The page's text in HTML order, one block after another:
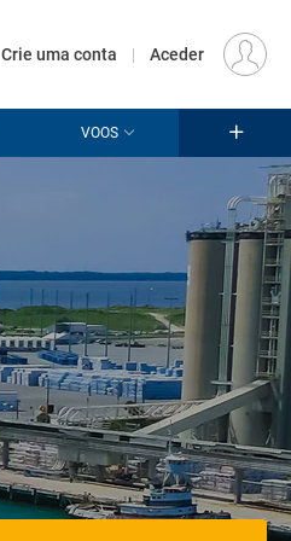
Crie uma conta | Aceder
VOOS